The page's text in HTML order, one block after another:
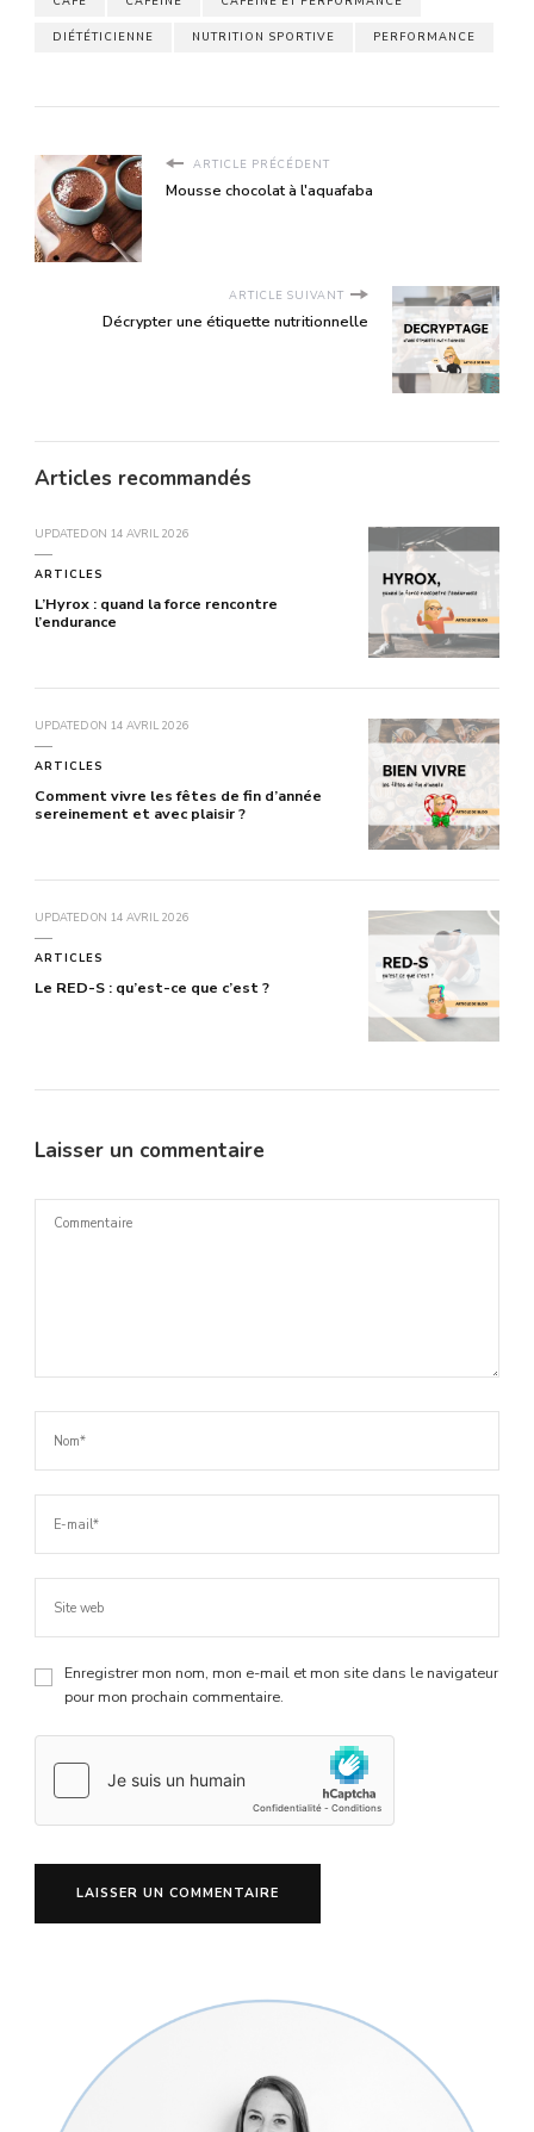
DIÉTÉTICIENNE NUTRITION SPORTIVE PERFORMANCE
ARTICLE PRÉCÉDENT
Mousse chocolat à l'aquafaba
ARTICLE SUIVANT
Décrypter une étiquette nutritionnelle
Articles recommandés
UPDATED ON 14 AVRIL 2026
ARTICLES
L’Hyrox : quand la force rencontre
l’endurance
UPDATED ON 14 AVRIL 2026
ARTICLES
Comment vivre les fêtes de fin d’année
sereinement et avec plaisir ?
UPDATED ON 14 AVRIL 2026
ARTICLES
Le RED-S : qu’est-ce que c’est ?
Laisser un commentaire
Enregistrer mon nom, mon e-mail et mon site dans le navigateur
pour mon prochain commentaire.